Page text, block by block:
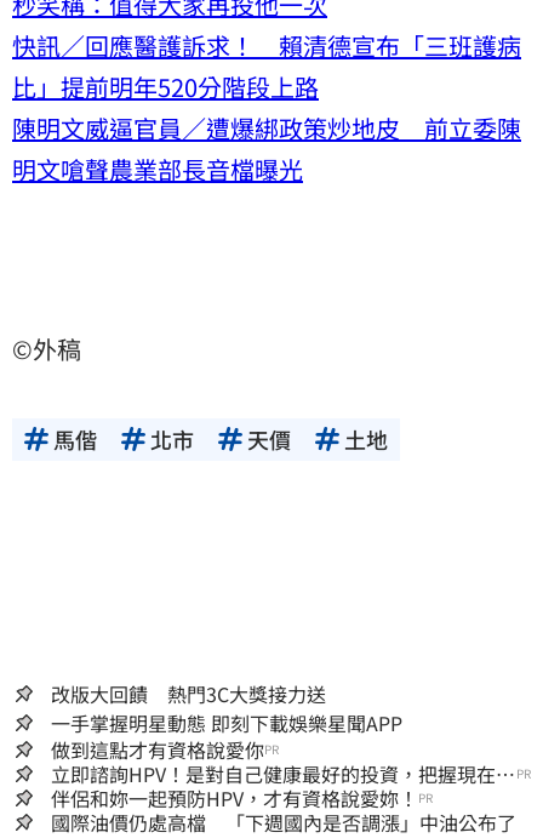
快訊／回應醫護訴求！ 賴清德宣布「三班護病
比」提前明年520分階段上路
陳明文威逼官員／遭爆綁政策炒地皮 前立委陳
明文嗆聲農業部長音檔曝光
©外稿
馬偕 北市 天價 土地
改版大回饋 熱門3C大獎接力送
一手掌握明星動態 即刻下載娛樂星聞APP
做到這點才有資格說愛你PR
立即諮詢HPV！是對自己健康最好的投資，把握現在不
嫌晚！
PR
伴侶和妳一起預防HPV，才有資格說愛妳！ PR
國際油價仍處高檔 「下週國內是否調漲」中油公布了